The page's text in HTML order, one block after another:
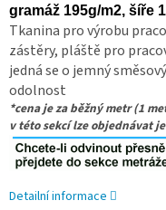
gramáž 195g/m2, šíře
Tkanina pro výrobu
zástěry, pláště pro
jedná se o jemný
odolnost
*cena je za běžný metr (1
v této sekcí lze objednávat
Detailní informace